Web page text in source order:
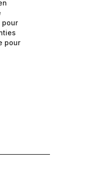
pour
pour